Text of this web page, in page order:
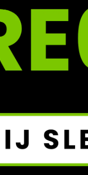
na spadnutí.
jít o souboj o
pás uvolnil,